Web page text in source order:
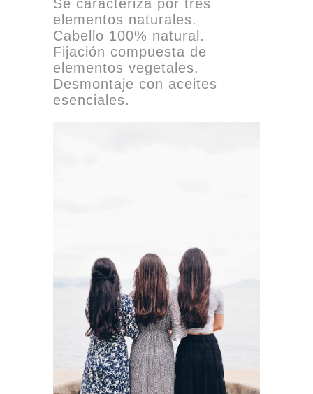
Se caracteriza por tres
elementos naturales.
Cabello 100% natural.
Fijación compuesta de
elementos vegetales.
Desmontaje con aceites
esenciales.